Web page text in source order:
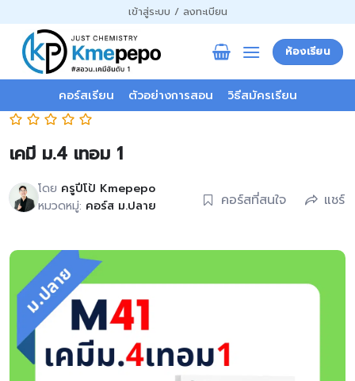
ไป
เนื้อหา
เข้าสู่ระบบ / ลงทะเบียน
ห้องเรียน
คอร์สเรียน ตัวอย่างการสอน วิธีสมัครเรียน
เคมี ม.4 เทอม 1
โดย ครูปีโป้ Kmepepo
หมวดหมู่: คอร์ส ม.ปลาย คอร์สที่สนใจ แชร์